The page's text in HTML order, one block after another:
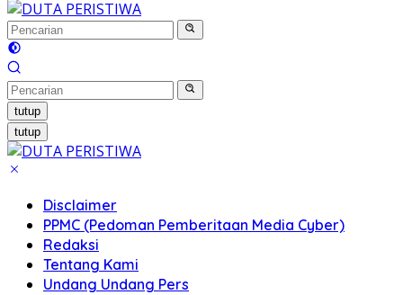
tutup
tutup
Disclaimer
PPMC (Pedoman Pemberitaan Media Cyber)
Redaksi
Tentang Kami
Undang Undang Pers